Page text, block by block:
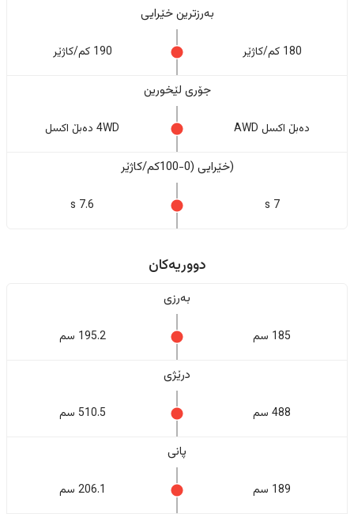
بەرزترین خێرایی
180 کم/کاژێر 190 کم/کاژێر
جۆری لێخورین
دەبڵ اکسل AWD 4WD دەبڵ اکسل
(خێرایی (0-100کم/کاژێر
7 s
7.6 s
دووریەکان
بەرزی
185 سم 195.2 سم
درێژی
488 سم 510.5 سم
پانی
189 سم 206.1 سم